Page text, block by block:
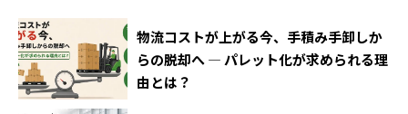
物流コストが上がる今、手積み手卸しか
らの脱却へ ― パレット化が求められる理
由とは？